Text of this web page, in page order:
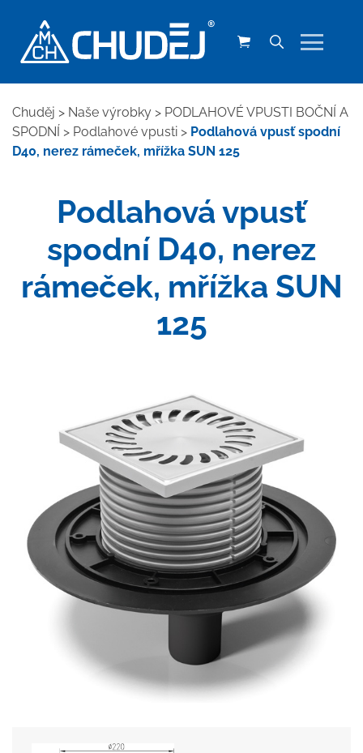
Chuděj > Naše výrobky > PODLAHOVÉ VPUSTI BOČNÍ A
SPODNÍ > Podlahové vpusti > Podlahová vpusť spodní
D40, nerez rámeček, mřížka SUN 125
Podlahová vpusť
spodní D40, nerez
rámeček, mřížka SUN
125